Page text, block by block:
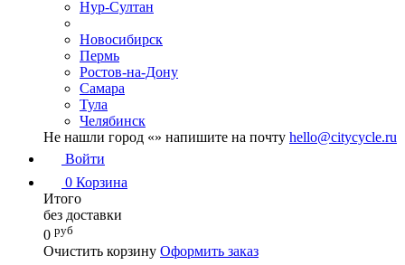
Нур-Султан
Новосибирск
Пермь
Ростов-на-Дону
Самара
Тула
Челябинск
Не нашли город «» напишите на почту hello@citycycle.ru
Войти
0 Корзина
Итого
без доставки
0 руб
Очистить корзину Оформить заказ